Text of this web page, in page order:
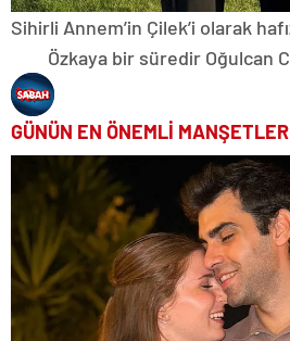
Sihirli Annem’in Çilek’i olarak
Özkaya bir süredir Oğulcan
GÜNÜN EN ÖNEMLİ